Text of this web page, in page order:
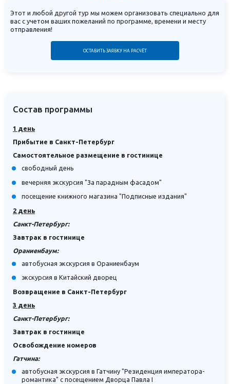
Легендарному фестивалю "Ночь музыки" исполняется 16 лет!
Это волшебный вечер, где под звездным небом сплетаются
классика, джаз и саундтреки из кино. Уникальность фестиваля — в
его неповторимой атмосфере. Музыканты выступают на понтонной
сцене, установленной на зеркальной глади Белого озера. Мягкий
свет, темные аллеи старинного Дворцового парка, силуэты
Губернаторский симфонический оркестр
Этот и любой другой тур мы можем организовать специально для
вас с учетом ваших пожеланий по программе, времени и месту
отправления!
ОСТАВИТЬ ЗАЯВКУ НА РАСЧЁТ
Состав программы
1 день
Прибытие в Санкт-Петербург
Самостоятельное размещение в гостинице
свободный день
вечерняя экскурсия "За парадным фасадом"
посещение книжного магазина "Подписные издания"
2 день
Санкт-Петербург:
Завтрак в гостинице
Ораниенбаум:
автобусная экскурсия в Ораниенбаум
экскурсия в Китайский дворец
Возвращение в Санкт-Петербург
3 день
Санкт-Петербург:
Завтрак в гостинице
Освобождение номеров
Гатчина:
автобусная экскурсия в Гатчину "Резиденция императора-
романтика" с посещением Дворца Павла I